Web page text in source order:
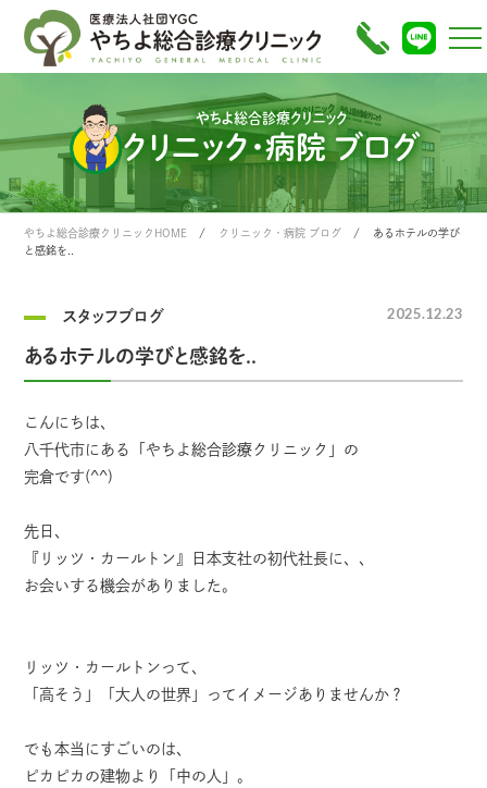
やちよ総合診療クリニック
クリニック・病院 ブログ
やちよ総合診療クリニックHOME クリニック・病院 ブログ
あるホテルの学び
と感銘を..
スタッフブログ 2025.12.23
あるホテルの学びと感銘を..
こんにちは、
八千代市にある「やちよ総合診療クリニック」の
完倉です(^^)
先日、
『リッツ・カールトン』日本支社の初代社長に、、
お会いする機会がありました。
リッツ・カールトンって、
「高そう」「大人の世界」ってイメージありませんか？
でも本当にすごいのは、
ピカピカの建物より「中の人」。